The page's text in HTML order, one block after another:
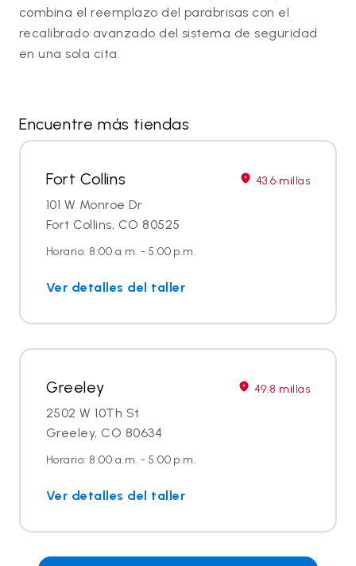
combina el reemplazo del parabrisas con el
recalibrado avanzado del sistema de seguridad
en una sola cita.
Encuentre más tiendas
Fort Collins 43.6 millas
101 W Monroe Dr
Fort Collins, CO 80525
Horario: 8:00 a.m. - 5:00 p.m.
Ver detalles del taller
Greeley 49.8 millas
2502 W 10Th St
Greeley, CO 80634
Horario: 8:00 a.m. - 5:00 p.m.
Ver detalles del taller